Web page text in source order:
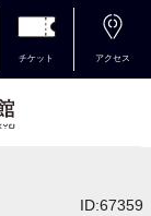
チケット アクセス
ID:67359